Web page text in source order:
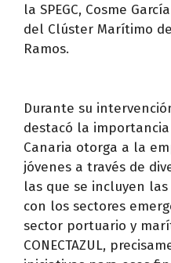
la SPEGC, Cosme
del Clúster Marítimo
Ramos.
Durante su
destacó la
Canaria otorga a la
jóvenes a través de
las que se incluyen las
con los sectores
sector portuario y
CONECTAZUL,